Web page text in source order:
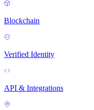
Blockchain
Verified Identity
API & Integrations